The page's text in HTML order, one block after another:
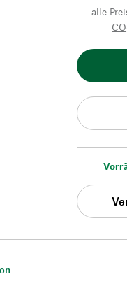
alle